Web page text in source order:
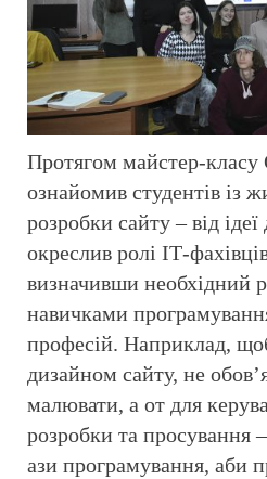
Протягом майстер-класу
ознайомив студентів із
розробки сайту – від ідеї
окреслив ролі ІТ-
визначивши необхідний
навичками
професій. Наприклад,
дизайном сайту, не
малювати, а от для
розробки та просування
ази програмування, аби